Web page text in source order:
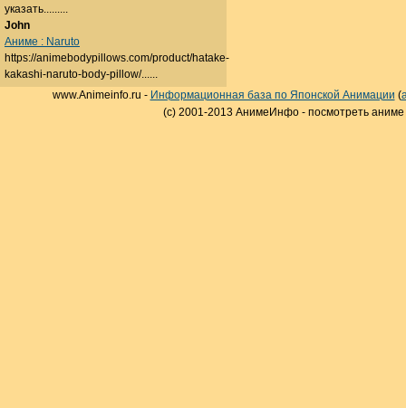
указать.........
John
Аниме : Naruto
https://animebodypillows.com/product/hatake-
kakashi-naruto-body-pillow/......
www.Animeinfo.ru - Информационная база по Японской Анимации (
(c) 2001-2013 АнимеИнфо - посмотреть аниме